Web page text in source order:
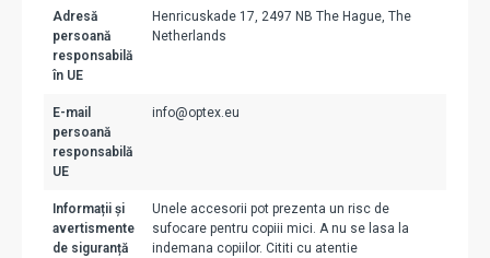
Adresă
persoană
responsabilă
în UE
Henricuskade 17, 2497 NB The Hague, The
Netherlands
E-mail
persoană
responsabilă
UE
info@optex.eu
Informații și
avertismente
de siguranță
Unele accesorii pot prezenta un risc de
sufocare pentru copiii mici. A nu se lasa la
indemana copiilor. Cititi cu atentie